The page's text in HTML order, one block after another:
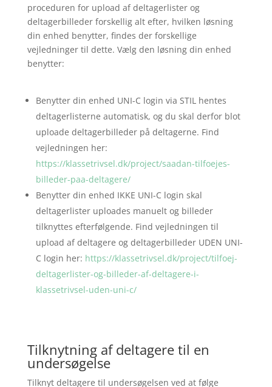
proceduren for upload af deltagerlister og
deltagerbilleder forskellig alt efter, hvilken løsning
din enhed benytter, findes der forskellige
vejledninger til dette. Vælg den løsning din enhed
benytter:
Benytter din enhed UNI-C login via STIL hentes
deltagerlisterne automatisk, og du skal derfor blot
uploade deltagerbilleder på deltagerne. Find
vejledningen her:
https://klassetrivsel.dk/project/saadan-tilfoejes-
billeder-paa-deltagere/
Benytter din enhed IKKE UNI-C login skal
deltagerlister uploades manuelt og billeder
tilknyttes efterfølgende. Find vejledningen til
upload af deltagere og deltagerbilleder UDEN UNI-
C login her: https://klassetrivsel.dk/project/tilfoej-
deltagerlister-og-billeder-af-deltagere-i-
klassetrivsel-uden-uni-c/
Tilknytning af deltagere til en
undersøgelse
Tilknyt deltagere til undersøgelsen ved at følge